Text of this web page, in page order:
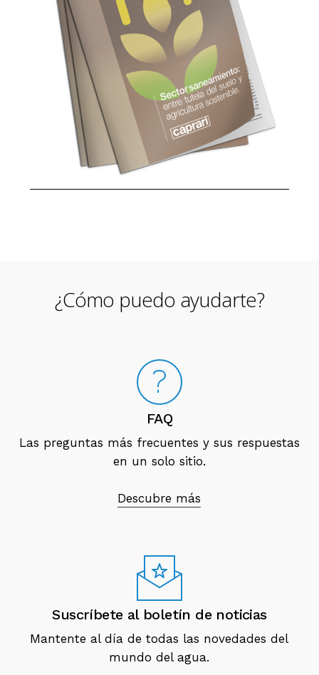
¿Cómo puedo ayudarte?
FAQ
Las preguntas más frecuentes y sus respuestas
en un solo sitio.
Descubre más
Suscríbete al boletín de noticias
Mantente al día de todas las novedades del
mundo del agua.